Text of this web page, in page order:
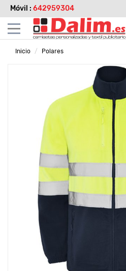
Móvil : 642959304
Inicio Polares